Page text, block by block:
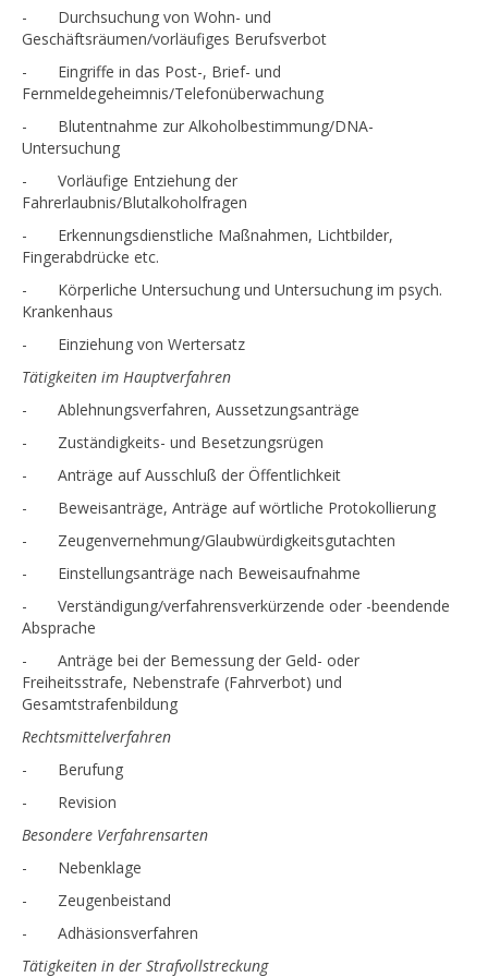
- Durchsuchung von Wohn- und
Geschäftsräumen/vorläufiges Berufsverbot
- Eingriffe in das Post-, Brief- und
Fernmeldegeheimnis/Telefonüberwachung
- Blutentnahme zur Alkoholbestimmung/DNA-
Untersuchung
- Vorläufige Entziehung der
Fahrerlaubnis/Blutalkoholfragen
- Erkennungsdienstliche Maßnahmen, Lichtbilder,
Fingerabdrücke etc.
- Körperliche Untersuchung und Untersuchung im psych.
Krankenhaus
- Einziehung von Wertersatz
Tätigkeiten im Hauptverfahren
- Ablehnungsverfahren, Aussetzungsanträge
- Zuständigkeits- und Besetzungsrügen
- Anträge auf Ausschluß der Öffentlichkeit
- Beweisanträge, Anträge auf wörtliche Protokollierung
- Zeugenvernehmung/Glaubwürdigkeitsgutachten
- Einstellungsanträge nach Beweisaufnahme
- Verständigung/verfahrensverkürzende oder -beendende
Absprache
- Anträge bei der Bemessung der Geld- oder
Freiheitsstrafe, Nebenstrafe (Fahrverbot) und
Gesamtstrafenbildung
Rechtsmittelverfahren
- Berufung
- Revision
Besondere Verfahrensarten
- Nebenklage
- Zeugenbeistand
- Adhäsionsverfahren
Tätigkeiten in der Strafvollstreckung